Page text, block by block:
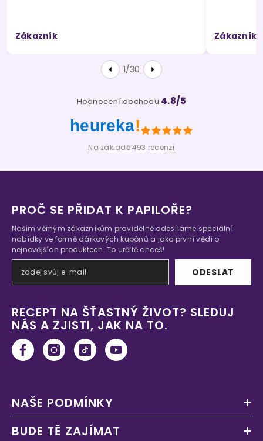
Zákazník Zákazník
1/30
Hodnocení obchodu 4.8/5
heureka!
Na základě 493 recenzí
PROČ SE PŘIDAT K PAPILOŘE?
Našim věrným zákazníkům pravidelně odesíláme speciální
nabídky ve formě dárkových kupónů a jako první vědí o
nejnovějších produktech. To určitě chceš!
ODESLAT
RECEPT NA ŠŤASTNÝ ŽIVOT? SLEDUJ
NÁS A ZJISTI, JAK NA TO.
NAŠE PODMÍNKY
BUDE TĚ ZAJÍMAT